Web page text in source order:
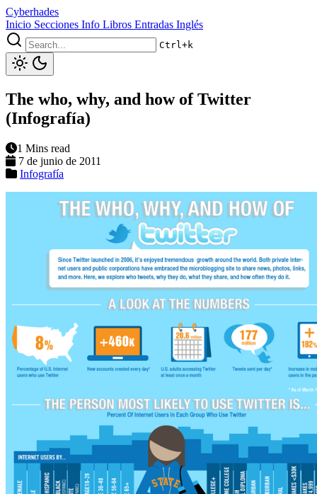
Cyberhades
Inicio Secciones Info Libros Entradas Inglés
Ctrl+k
The who, why, and how of Twitter
(Infografía)
1 Mins read
7 de junio de 2011
Infografía